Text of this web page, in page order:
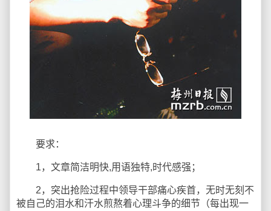
要求：
1，文章简洁明快,用语独特,时代感强；
2，突出抢险过程中领导干部痛心疾首，无时无刻不
被自己的泪水和汗水煎熬着心理斗争的细节（每出现一